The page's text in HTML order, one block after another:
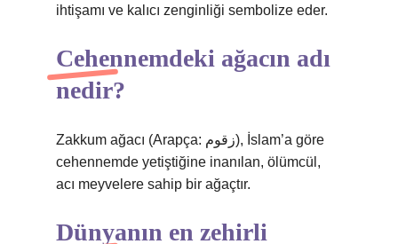
ihtişamı ve kalıcı zenginliği sembolize eder.
Cehennemdeki ağacın adı
nedir?
Zakkum ağacı (Arapça: زقوم), İslam’a göre
cehennemde yetiştiğine inanılan, ölümcül,
acı meyvelere sahip bir ağaçtır.
Dünyanın en zehirli